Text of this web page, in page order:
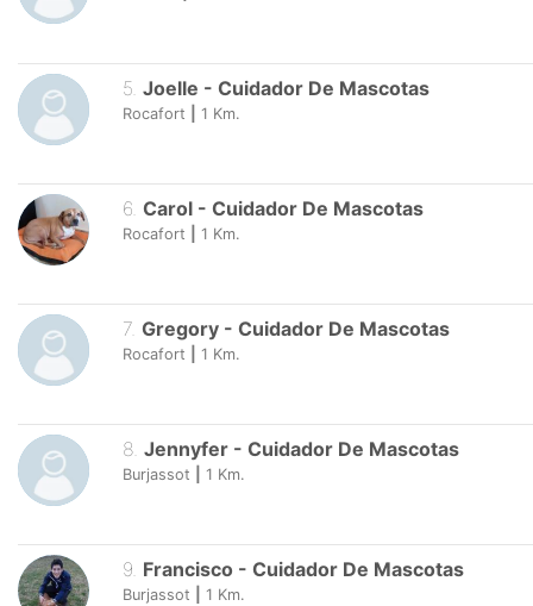
5 Joelle - Cuidador De Mascotas
Rocafort 1 Km.
6 Carol - Cuidador De Mascotas
Rocafort 1 Km.
7. Gregory - Cuidador De Mascotas
Rocafort 1 Km.
8. Jennyfer - Cuidador De Mascotas
Burjassot 1 Km.
9. Francisco - Cuidador De Mascotas
Burjassot 1 Km.